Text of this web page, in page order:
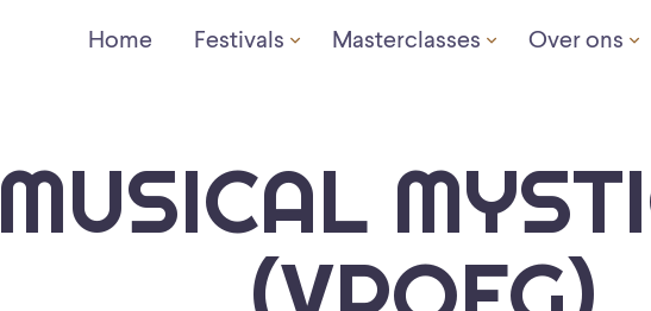
Home Festivals Masterclasses Over ons
MUSICAL